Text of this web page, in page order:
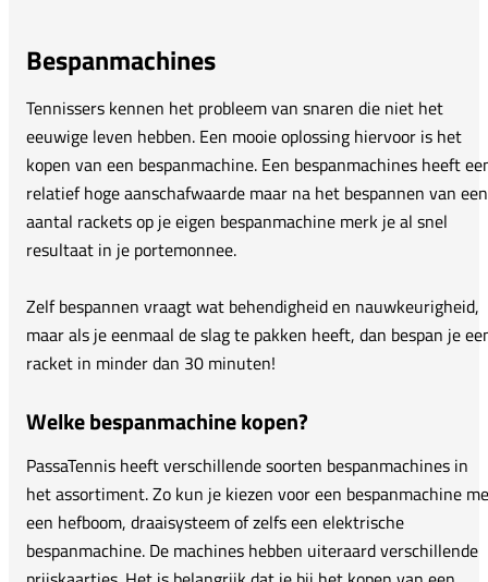
Bespanmachines
Tennissers kennen het probleem van snaren die niet het
eeuwige leven hebben. Een mooie oplossing hiervoor is het
kopen van een bespanmachine. Een bespanmachines heeft
relatief hoge aanschafwaarde maar na het bespannen van een
aantal rackets op je eigen bespanmachine merk je al snel
resultaat in je portemonnee.
Zelf bespannen vraagt wat behendigheid en nauwkeurigheid,
maar als je eenmaal de slag te pakken heeft, dan bespan je
racket in minder dan 30 minuten!
Welke bespanmachine kopen?
PassaTennis heeft verschillende soorten bespanmachines in
het assortiment. Zo kun je kiezen voor een bespanmachine
een hefboom, draaisysteem of zelfs een elektrische
bespanmachine. De machines hebben uiteraard verschillende